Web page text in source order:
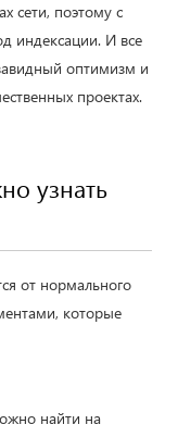
сети, поэтому с
индексации. И все
оптимизм и
проектах.
узнать
от нормального
которые
найти на